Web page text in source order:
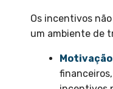
Os incentivos
um ambiente de
Motivação